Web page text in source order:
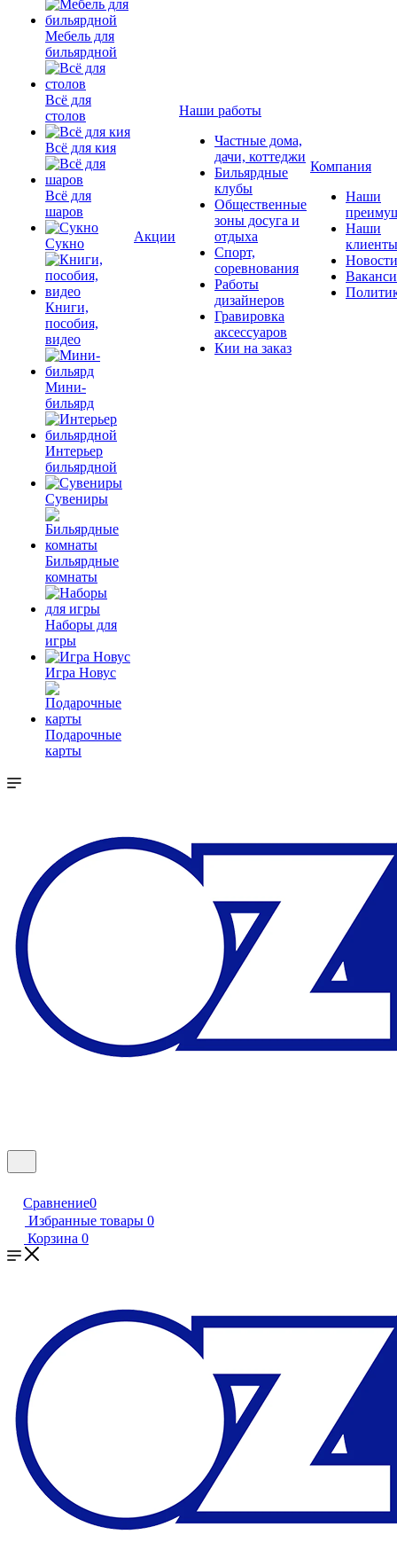
Мебель для
бильярдной
Всё для
столов
Всё для кия
Всё для
шаров
Сукно
Книги,
пособия,
видео
Мини-
бильярд
Интерьер
бильярдной
Сувениры
Бильярдные
комнаты
Наборы для
игры
Игра Новус
Подарочные
карты
Акции
Наши работы
Частные дома,
дачи, коттеджи
Бильярдные
клубы
Общественные
зоны досуга и
отдыха
Спорт,
соревнования
Работы
дизайнеров
Гравировка
аксессуаров
Кии на заказ
Компания
Наши
Наши
клиенты
Новости
Сравнение0
Избранные товары 0
Корзина 0